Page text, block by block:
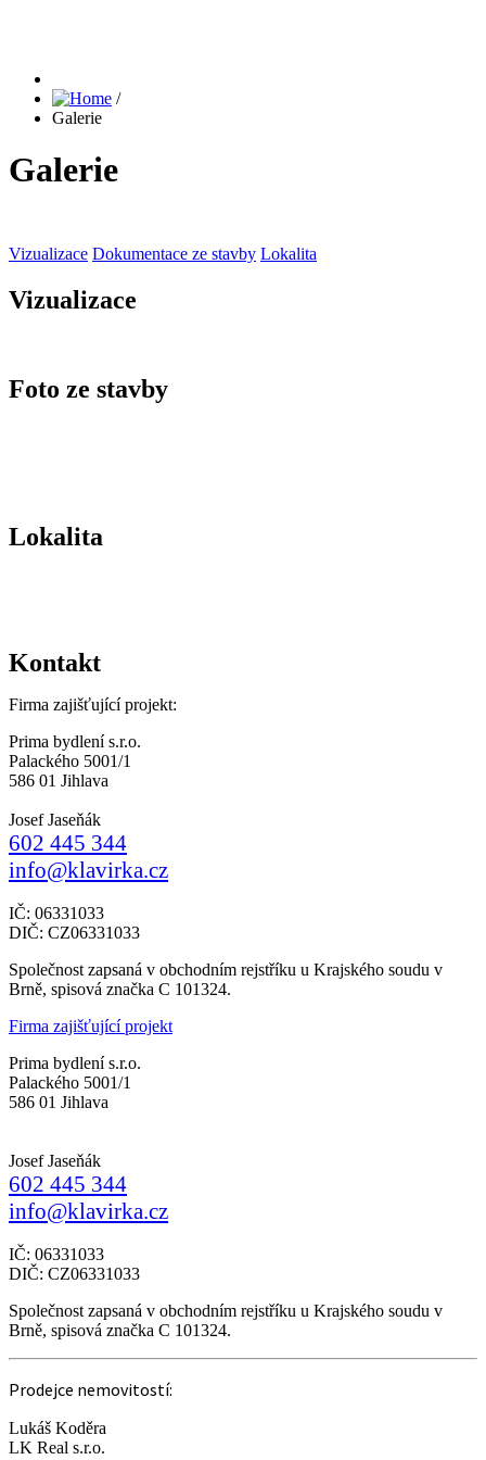
/
Galerie
Galerie
Vizualizace Dokumentace ze stavby Lokalita
Vizualizace
Foto ze stavby
Lokalita
Kontakt
Firma zajišťující projekt:
Prima bydlení s.r.o.
Palackého 5001/1
586 01 Jihlava
Josef Jaseňák
602 445 344
info@klavirka.cz
IČ: 06331033
DIČ: CZ06331033
Společnost zapsaná v obchodním rejstříku u Krajského soudu v
Brně, spisová značka C 101324.
Firma zajišťující projekt
Prima bydlení s.r.o.
Palackého 5001/1
586 01 Jihlava
Josef Jaseňák
602 445 344
info@klavirka.cz
IČ: 06331033
DIČ: CZ06331033
Společnost zapsaná v obchodním rejstříku u Krajského soudu v
Brně, spisová značka C 101324.
Prodejce nemovitostí:
Lukáš Koděra
LK Real s.r.o.